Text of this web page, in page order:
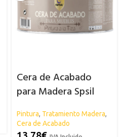
Cera de Acabado
para Madera Spsil
Pintura, Tratamiento Madera,
Cera de Acabado